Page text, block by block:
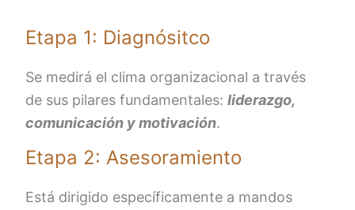
Etapa 1: Diagnósitco
Se medirá el clima organizacional a través
de sus pilares fundamentales:liderazgo,
comunicación y motivación.
Etapa 2: Asesoramiento
Está dirigido específicamente a mandos